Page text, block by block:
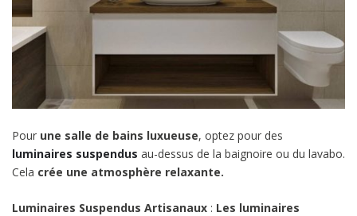
Pour une salle de bains luxueuse, optez pour des
luminaires suspendus au-dessus de la baignoire ou du lavabo.
Cela crée une atmosphère relaxante.
Luminaires Suspendus Artisanaux : Les luminaires